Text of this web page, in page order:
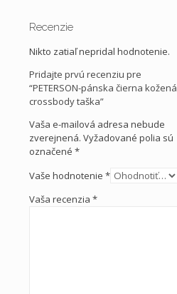
Recenzie
Nikto zatiaľ nepridal hodnotenie.
Pridajte prvú recenziu pre
“PETERSON-pánska čierna kožená
crossbody taška”
Vaša e-mailová adresa nebude
zverejnená. Vyžadované polia sú
označené *
Vaše hodnotenie *
Vaša recenzia *